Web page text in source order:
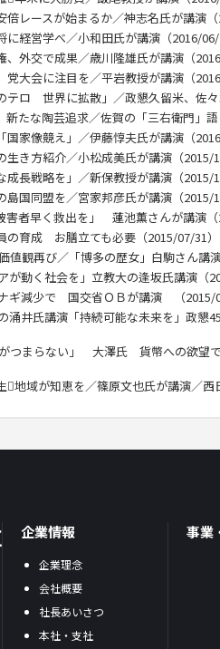
レースが始まるか／神志名氏が講演
経営学べ／小和田氏が講演（2016/
外交で成果／歳川隆雄氏が講演（
大会に注目を／平岩教授が講演（
ロ 世界に拡散」／政懇久留米、佐
新たな陶芸追求／佐賀の「三右衛門」
家像競え」／伊藤惇夫氏が講演（
生き方紹介／小松成美氏が講演（2015/
成長戦略を」／新保教授が講演（2015/
国同盟を／宮家邦彦氏が講演（2015/
者早く救出を」 蓮池薫さんが講演
育成 お膳立ても必要（2015/07/31）
値観再び／「博多の歴女」白駒さん
が動く社会を」立教大の逢坂氏講演（
ギ減少で 国交省ＯＢが講演 （2015/
涌井氏講演「持続可能な未来を」政懇
つまらない」 大澤氏 貨幣への欲望
地域が知恵を／篠原文也氏が講演／西
企業情報
企業理念
会社概要
社長あいさつ
本社・支社
事業